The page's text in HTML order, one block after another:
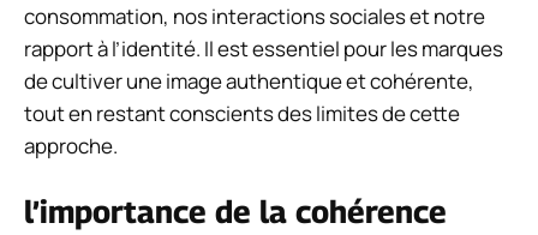
consommation, nos interactions sociales et notre
rapport à l’identité. Il est essentiel pour les marques
de cultiver une image authentique et cohérente,
tout en restant conscients des limites de cette
approche.
l’importance de la cohérence